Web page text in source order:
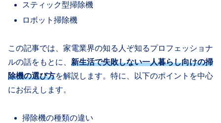
スティック型掃除機
ロボット掃除機
この記事では、家電業界の知る人ぞ知るプロフェッショナ
ルの話をもとに、 新生活で失敗しない一人暮らし向けの掃
除機の選び方を解説します。特に、以下のポイントを中心
にお伝えします。
掃除機の種類の違い